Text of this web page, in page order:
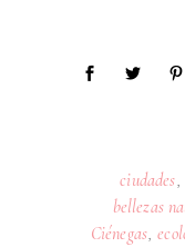
ciudades
bellezas
Ciénegas,